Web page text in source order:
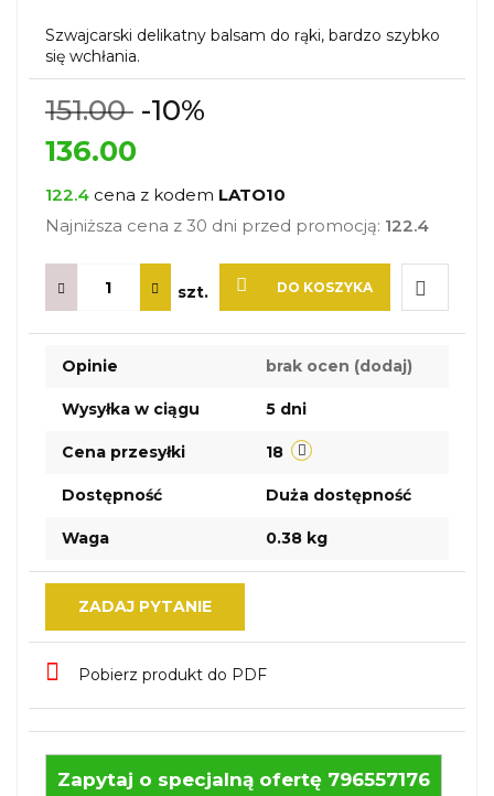
Szwajcarski delikatny balsam do rąki, bardzo szybko
się wchłania.
151.00 -10%
136.00
122.4 cena z kodem LATO10
Najniższa cena z 30 dni przed promocją: 122.4
szt. DO KOSZYKA
Do
Opinie brak ocen (dodaj)
Wysyłka w ciągu 5 dni
Cena przesyłki 18
Dostępność Duża dostępność
Waga 0.38 kg
ZADAJ PYTANIE
Pobierz produkt do PDF
Zapytaj o specjalną ofertę 796557176